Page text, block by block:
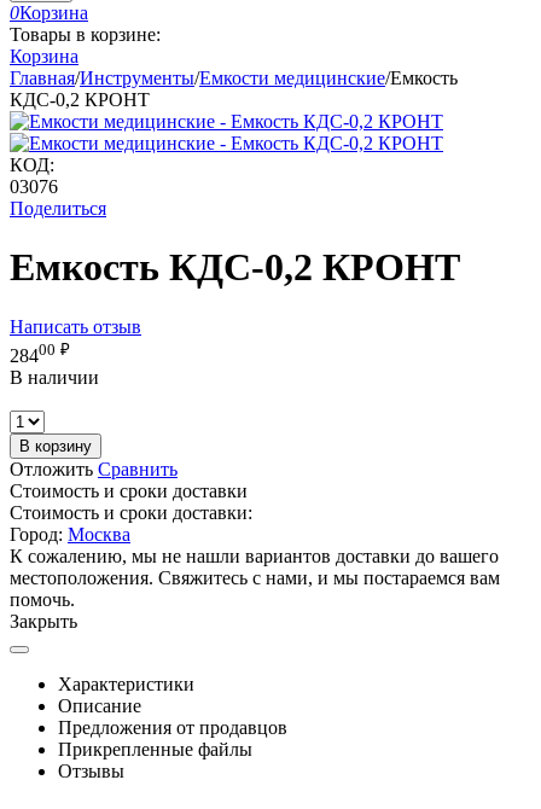
0Корзина
Товары в корзине:
Корзина
Главная/Инструменты/Емкости медицинские/Емкость
КДС-0,2 КРОНТ
КОД:
03076
Поделиться
Емкость КДС-0,2 КРОНТ
Написать отзыв
28400 ₽
В наличии
В корзину
Отложить Сравнить
Стоимость и сроки доставки
Стоимость и сроки доставки:
Город: Москва
К сожалению, мы не нашли вариантов доставки до вашего
местоположения. Свяжитесь с нами, и мы постараемся вам
помочь.
Закрыть
Характеристики
Описание
Предложения от продавцов
Прикрепленные файлы
Отзывы